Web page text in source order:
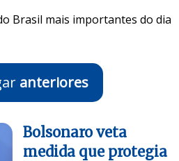
Brasil mais importantes do dia
anteriores
Bolsonaro veta
medida que protegia